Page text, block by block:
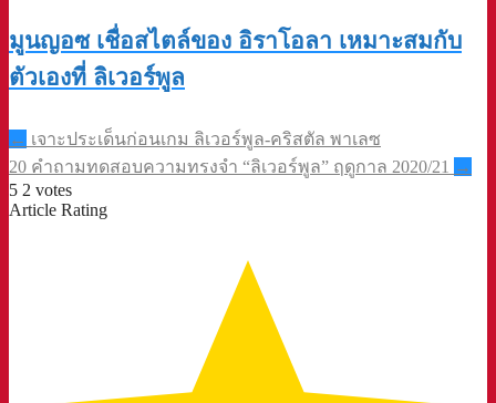
มูนญอซ เชื่อสไตล์ของ อิราโอลา เหมาะสมกับ
ตัวเองที่ ลิเวอร์พูล
Post
navigation
← เจาะประเด็นก่อนเกม ลิเวอร์พูล-คริสตัล พาเลซ
20 คำถามทดสอบความทรงจำ “ลิเวอร์พูล” ฤดูกาล 2020/21 →
5 2 votes
Article Rating